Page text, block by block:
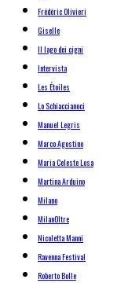
Frédéric Olivieri
Giselle
Il lago dei cigni
Intervista
Les Étoiles
Lo Schiaccianoci
Manuel Legris
Marco Agostino
Maria Celeste Losa
Martina Arduino
Milano
MilanOltre
Nicoletta Manni
Ravenna Festival
Roberto Bolle